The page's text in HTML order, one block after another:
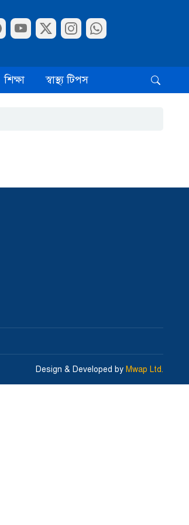
শিক্ষা স্বাস্থ্য টিপস
Design & Developed by Mwap Ltd.